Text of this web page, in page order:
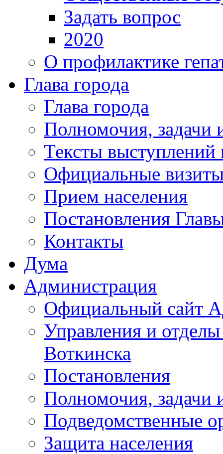
Задать вопрос
2020
О профилактике
Глава города
Глава города
Полномочия, задачи
Тексты выступлений
Официальные
Прием населения
Постановления
Контакты
Дума
Администрация
Официальный сайт
Управления и
Воткинска
Постановления
Полномочия, задачи
Подведомственные
Защита населения